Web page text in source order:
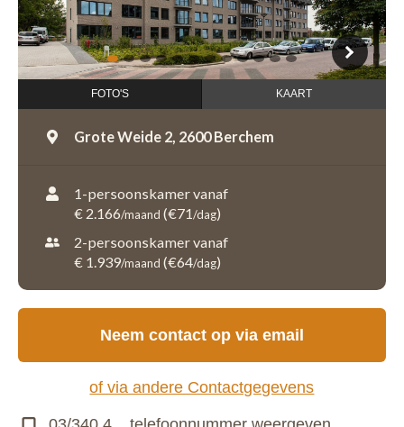
1 2 3 4 5 6 7 8 9 101112
FOTO'S KAART
Grote Weide 2, 2600 Berchem
1-persoonskamer vanaf
€ 2.166/maand (€71/dag)
2-persoonskamer vanaf
€ 1.939/maand (€64/dag)
Neem contact op via email
of via andere Contactgegevens